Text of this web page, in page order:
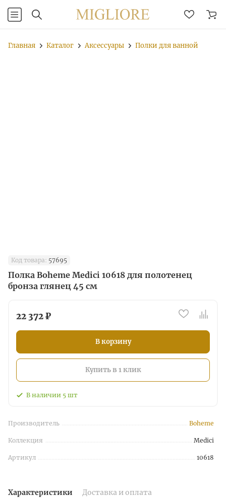
Главная Каталог Аксессуары Полки для ванной
Код товара: 57695
Полка Boheme Medici 10618 для полотенец
бронза глянец 45 см
22 372 ₽
В корзину
Купить в 1 клик
В наличии 5 шт
Производитель Boheme
Коллекция Medici
Артикул 10618
Характеристики Доставка и оплата